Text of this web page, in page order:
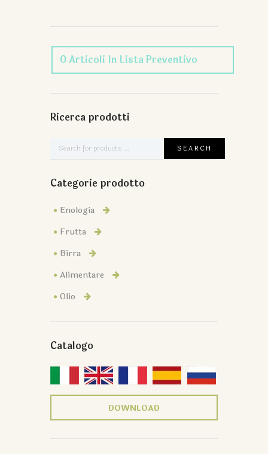
0Articoli In Lista Preventivo
Ricerca prodotti
Categorie prodotto
Enologia
Frutta
Birra
Alimentare
Olio
Catalogo
DOWNLOAD